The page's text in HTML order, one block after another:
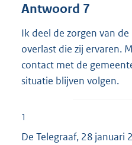
Antwoord 7
Ik deel de zorgen van
overlast die zij ervaren.
contact met de
situatie blijven volgen.
1
De Telegraaf, 28 januari